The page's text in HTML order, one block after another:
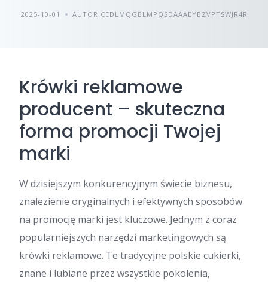
2025-10-01 AUTOR CEDLMQGBLMPQSDAAAEYBZVPTSWJR4R
Krówki reklamowe
producent – skuteczna
forma promocji Twojej
marki
W dzisiejszym konkurencyjnym świecie biznesu,
znalezienie oryginalnych i efektywnych sposobów
na promocję marki jest kluczowe. Jednym z coraz
popularniejszych narzędzi marketingowych są
krówki reklamowe. Te tradycyjne polskie cukierki,
znane i lubiane przez wszystkie pokolenia,